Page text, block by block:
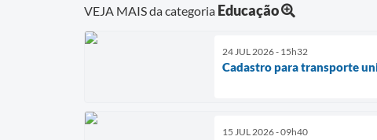
VEJA MAIS da categoria Educação
24 JUL 2026 - 15h32
Cadastro para transporte
15 JUL 2026 - 09h40